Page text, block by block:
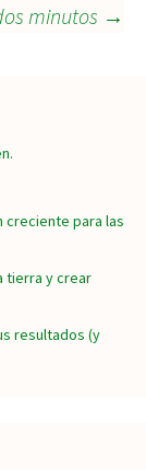
minutos →
creciente para las
tierra y crear
resultados (y